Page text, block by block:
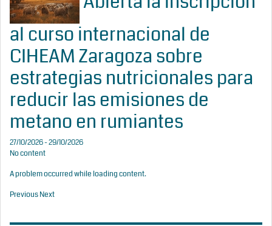
al curso internacional de
CIHEAM Zaragoza sobre
estrategias nutricionales para
reducir las emisiones de
metano en rumiantes
27/10/2026 - 29/10/2026
No content
A problem occurred while loading content.
PreviousNext